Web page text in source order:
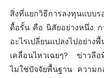
สิ่งที่แยกวิธีการลงทุนแบบ
ดื้อรั้น คือ นิสัยอย่างหนึ่ง:
อะไรเปลี่ยนแปลงไปอย่
เคลื่อนไหวเฉยๆ? ข่าวลื
ไม่ใช่ปัจจัยพื้นฐาน ความ